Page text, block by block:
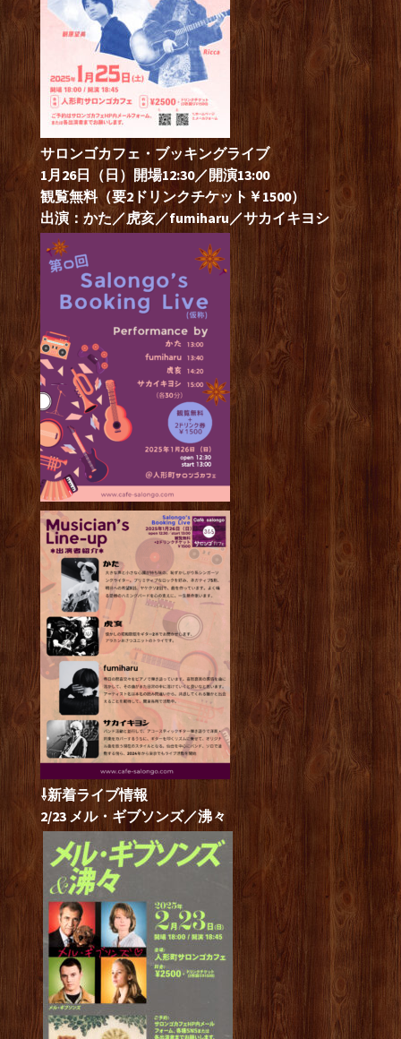
サロンゴカフェ・ブッキングライブ
1月26日（日）開場12:30／開演13:00
観覧無料（要2ドリンクチケット￥1500）
出演：かた／虎亥／fumiharu／サカイキヨシ
⇩新着ライブ情報
2/23 メル・ギブソンズ／沸々